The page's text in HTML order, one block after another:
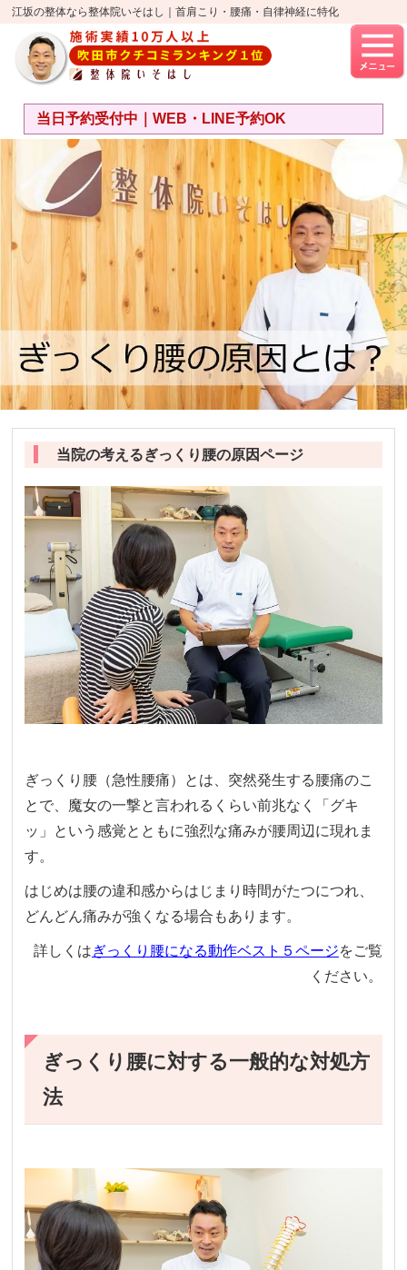
江坂の整体なら整体院いそはし｜首肩こり・腰痛・自律神経に特化
当日予約受付中｜WEB・LINE予約OK
当院の考えるぎっくり腰の原因ページ
ぎっくり腰（急性腰痛）とは、突然発生する腰痛のこ
とで、魔女の一撃と言われるくらい前兆なく「グキ
ッ」という感覚とともに強烈な痛みが腰周辺に現れま
す。
はじめは腰の違和感からはじまり時間がたつにつれ、
どんどん痛みが強くなる場合もあります。
詳しくはぎっくり腰になる動作ベスト５ページをご覧
ください。
ぎっくり腰に対する一般的な対処方
法